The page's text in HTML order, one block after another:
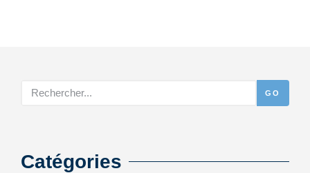
GO
Catégories